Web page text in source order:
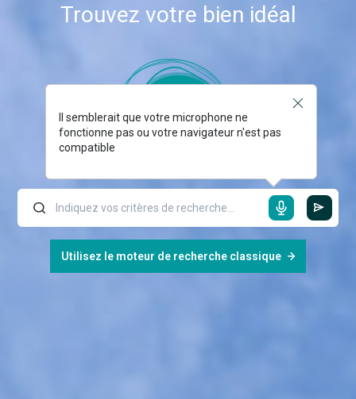
Trouvez votre bien idéal
Il semblerait que votre microphone ne
fonctionne pas ou votre navigateur n'est pas
compatible
Utilisez le moteur de recherche classique